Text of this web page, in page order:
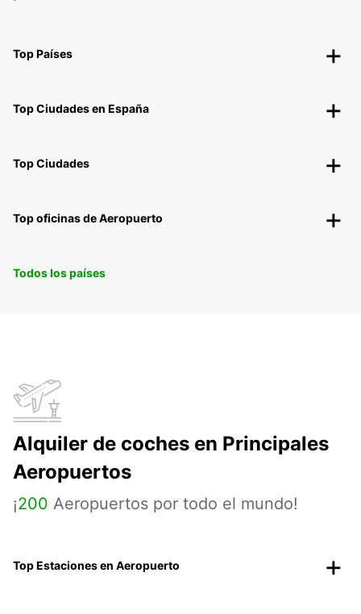
Top Países
Top Ciudades en España
Top Ciudades
Top oficinas de Aeropuerto
Todos los países
Alquiler de coches en Principales
Aeropuertos
¡200 Aeropuertos por todo el mundo!
Top Estaciones en Aeropuerto